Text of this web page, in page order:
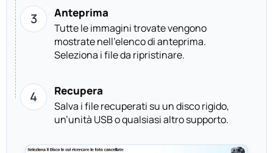
Anteprima
Tutte le immagini trovate vengono
mostrate nell’elenco di anteprima.
Seleziona i file da ripristinare.
Recupera
Salva i file recuperati su un disco rigido,
un’unità USB o qualsiasi altro supporto.